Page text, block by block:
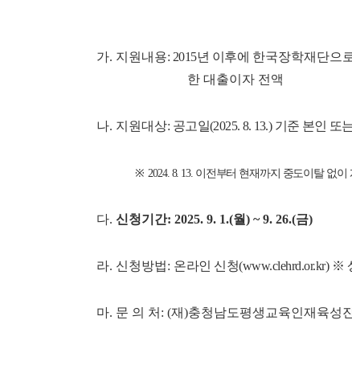
가. 지원내 용: 2015년 이후에 한국장학재단으
한 대출이자 전액
나. 지원대상: 공고일(2025. 8. 13.) 기준 본인
※ 2024. 8. 13. 이전부터 현재까지 중도이탈 없
다. 신청기간: 2025. 9. 1.(월) ~ 9. 26.(금)
라. 신청방법: 온라인 신청(www.clehrd.or.kr) ※
마. 문 의 처: (재)충청남도평생교육인재육성